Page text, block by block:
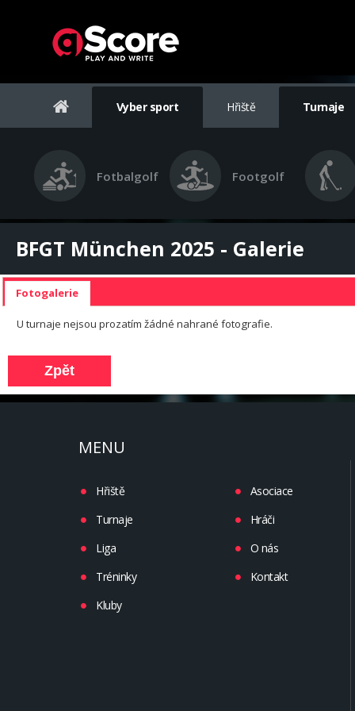
Vyber sport Hřiště Turnaje
Fotbalgolf Footgolf
BFGT München 2025 - Galerie
Fotogalerie
U turnaje nejsou prozatím žádné nahrané fotografie.
MENU
Hřiště
Turnaje
Liga
Tréninky
Kluby
Asociace
Hráči
O nás
Kontakt